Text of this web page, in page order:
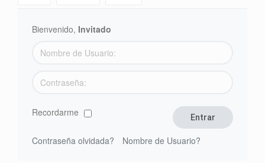
Bienvenido, Invitado
Recordarme
Contraseña olvidada? Nombre de Usuario?